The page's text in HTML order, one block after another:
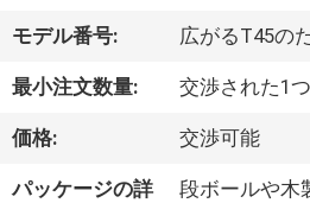
に
つ
い
モデル番号: 広がるT45の
最小注文数量: 交渉された1つ
価格: 交渉可能
パッケージの詳
段ボールや木